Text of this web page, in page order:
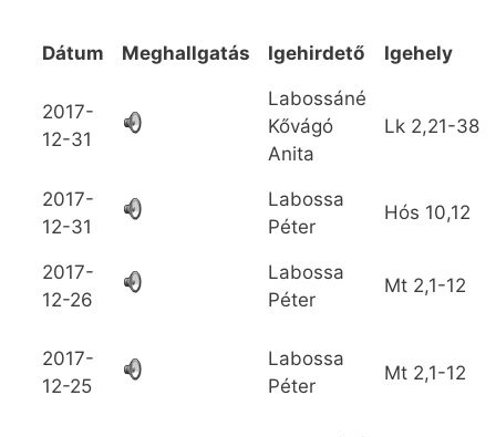
Dátum Meghallgatás Igehirdető Igehely
2017-
12-31
Labossáné
Kővágó
Anita
Lk 2,21-38
2017-
12-31
Labossa
Péter
Hós 10,12
2017-
12-26
Labossa
Péter
Mt 2,1-12
2017-
12-25
Labossa
Péter
Mt 2,1-12